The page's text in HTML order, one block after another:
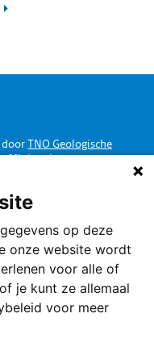
TNO Geologische
Ministerie van
zijn alle publieke
toegankelijk via een loket,
op deze
onze website wordt
voor alle of
je kunt ze allemaal
voor meer